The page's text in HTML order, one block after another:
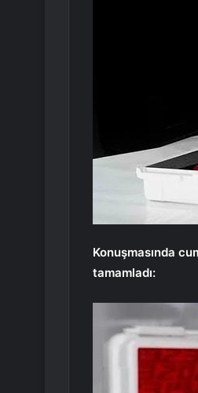
Konuşmasında
tamamladı: